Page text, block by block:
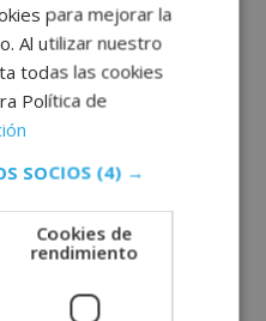
17, 28010, Madrid.
para mejorar la
Al utilizar nuestro
todas las cookies
Política de
SOCIOS (4) →
Cookies de
rendimiento